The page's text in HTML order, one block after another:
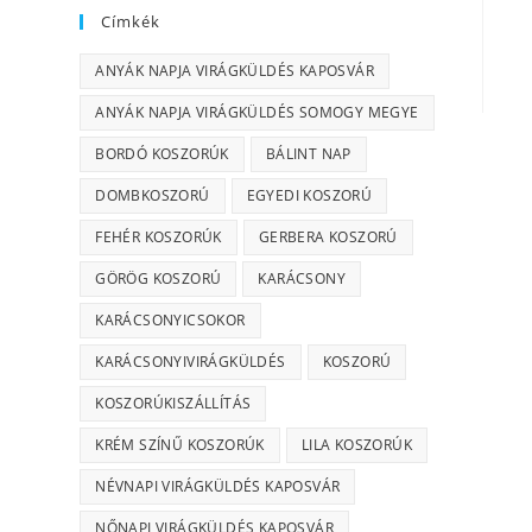
Címkék
ANYÁK NAPJA VIRÁGKÜLDÉS KAPOSVÁR
ANYÁK NAPJA VIRÁGKÜLDÉS SOMOGY MEGYE
BORDÓ KOSZORÚK BÁLINT NAP
DOMBKOSZORÚ EGYEDI KOSZORÚ
FEHÉR KOSZORÚK GERBERA KOSZORÚ
GÖRÖG KOSZORÚ KARÁCSONY
KARÁCSONYICSOKOR
KARÁCSONYIVIRÁGKÜLDÉS KOSZORÚ
KOSZORÚKISZÁLLÍTÁS
KRÉM SZÍNŰ KOSZORÚK LILA KOSZORÚK
NÉVNAPI VIRÁGKÜLDÉS KAPOSVÁR
NŐNAPI VIRÁGKÜLDÉS KAPOSVÁR